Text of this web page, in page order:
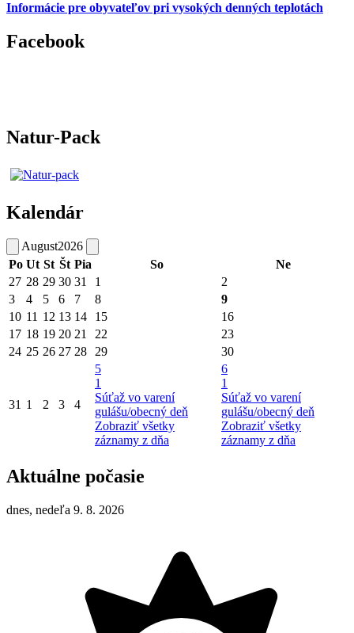
Informácie pre obyvateľov pri vysokých denných teplotách
Facebook
Natur-Pack
Kalendár
August2026
Po Ut St Št Pia So
Ne
27 28 29 30 31 1
2
3
4 5 6 7 8
9
10 11 12 13 14 15
16
17 18 19 20 21 22
23
24 25 26 27 28 29 30
31 1 2 3 4
5
1
Súťaž vo varení
gulášu/obecný deň
Zobraziť všetky
záznamy z dňa
6
1
Súťaž vo varení
gulášu/obecný deň
Zobraziť všetky
záznamy z dňa
Aktuálne počasie
dnes, nedeľa 9. 8. 2026